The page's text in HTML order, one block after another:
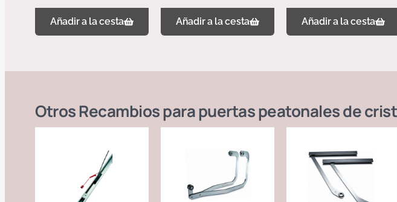
Añadir a la cesta Añadir a la cesta Añadir a la cesta
OtrosRecambios para puertas peatonales de